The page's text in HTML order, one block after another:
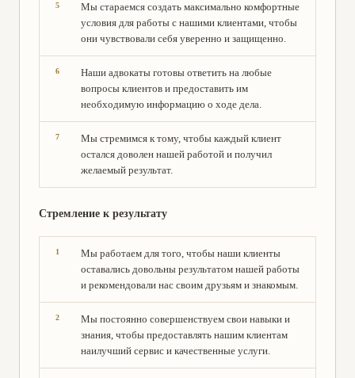
Мы стараемся создать максимально комфортные
условия для работы с нашими клиентами, чтобы
они чувствовали себя уверенно и защищенно.
Наши адвокаты готовы ответить на любые
вопросы клиентов и предоставить им
необходимую информацию о ходе дела.
Мы стремимся к тому, чтобы каждый клиент
остался доволен нашей работой и получил
желаемый результат.
Стремление к результату
Мы работаем для того, чтобы наши клиенты
оставались довольны результатом нашей работы
и рекомендовали нас своим друзьям и знакомым.
Мы постоянно совершенствуем свои навыки и
знания, чтобы предоставлять нашим клиентам
наилучший сервис и качественные услуги.